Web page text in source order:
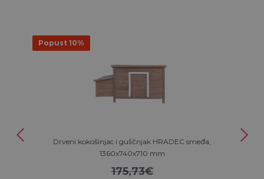
Popust 10%
Drveni kokošinjac i guščnjak HRADEC smeđa,
1360x740x710 mm
175,73€